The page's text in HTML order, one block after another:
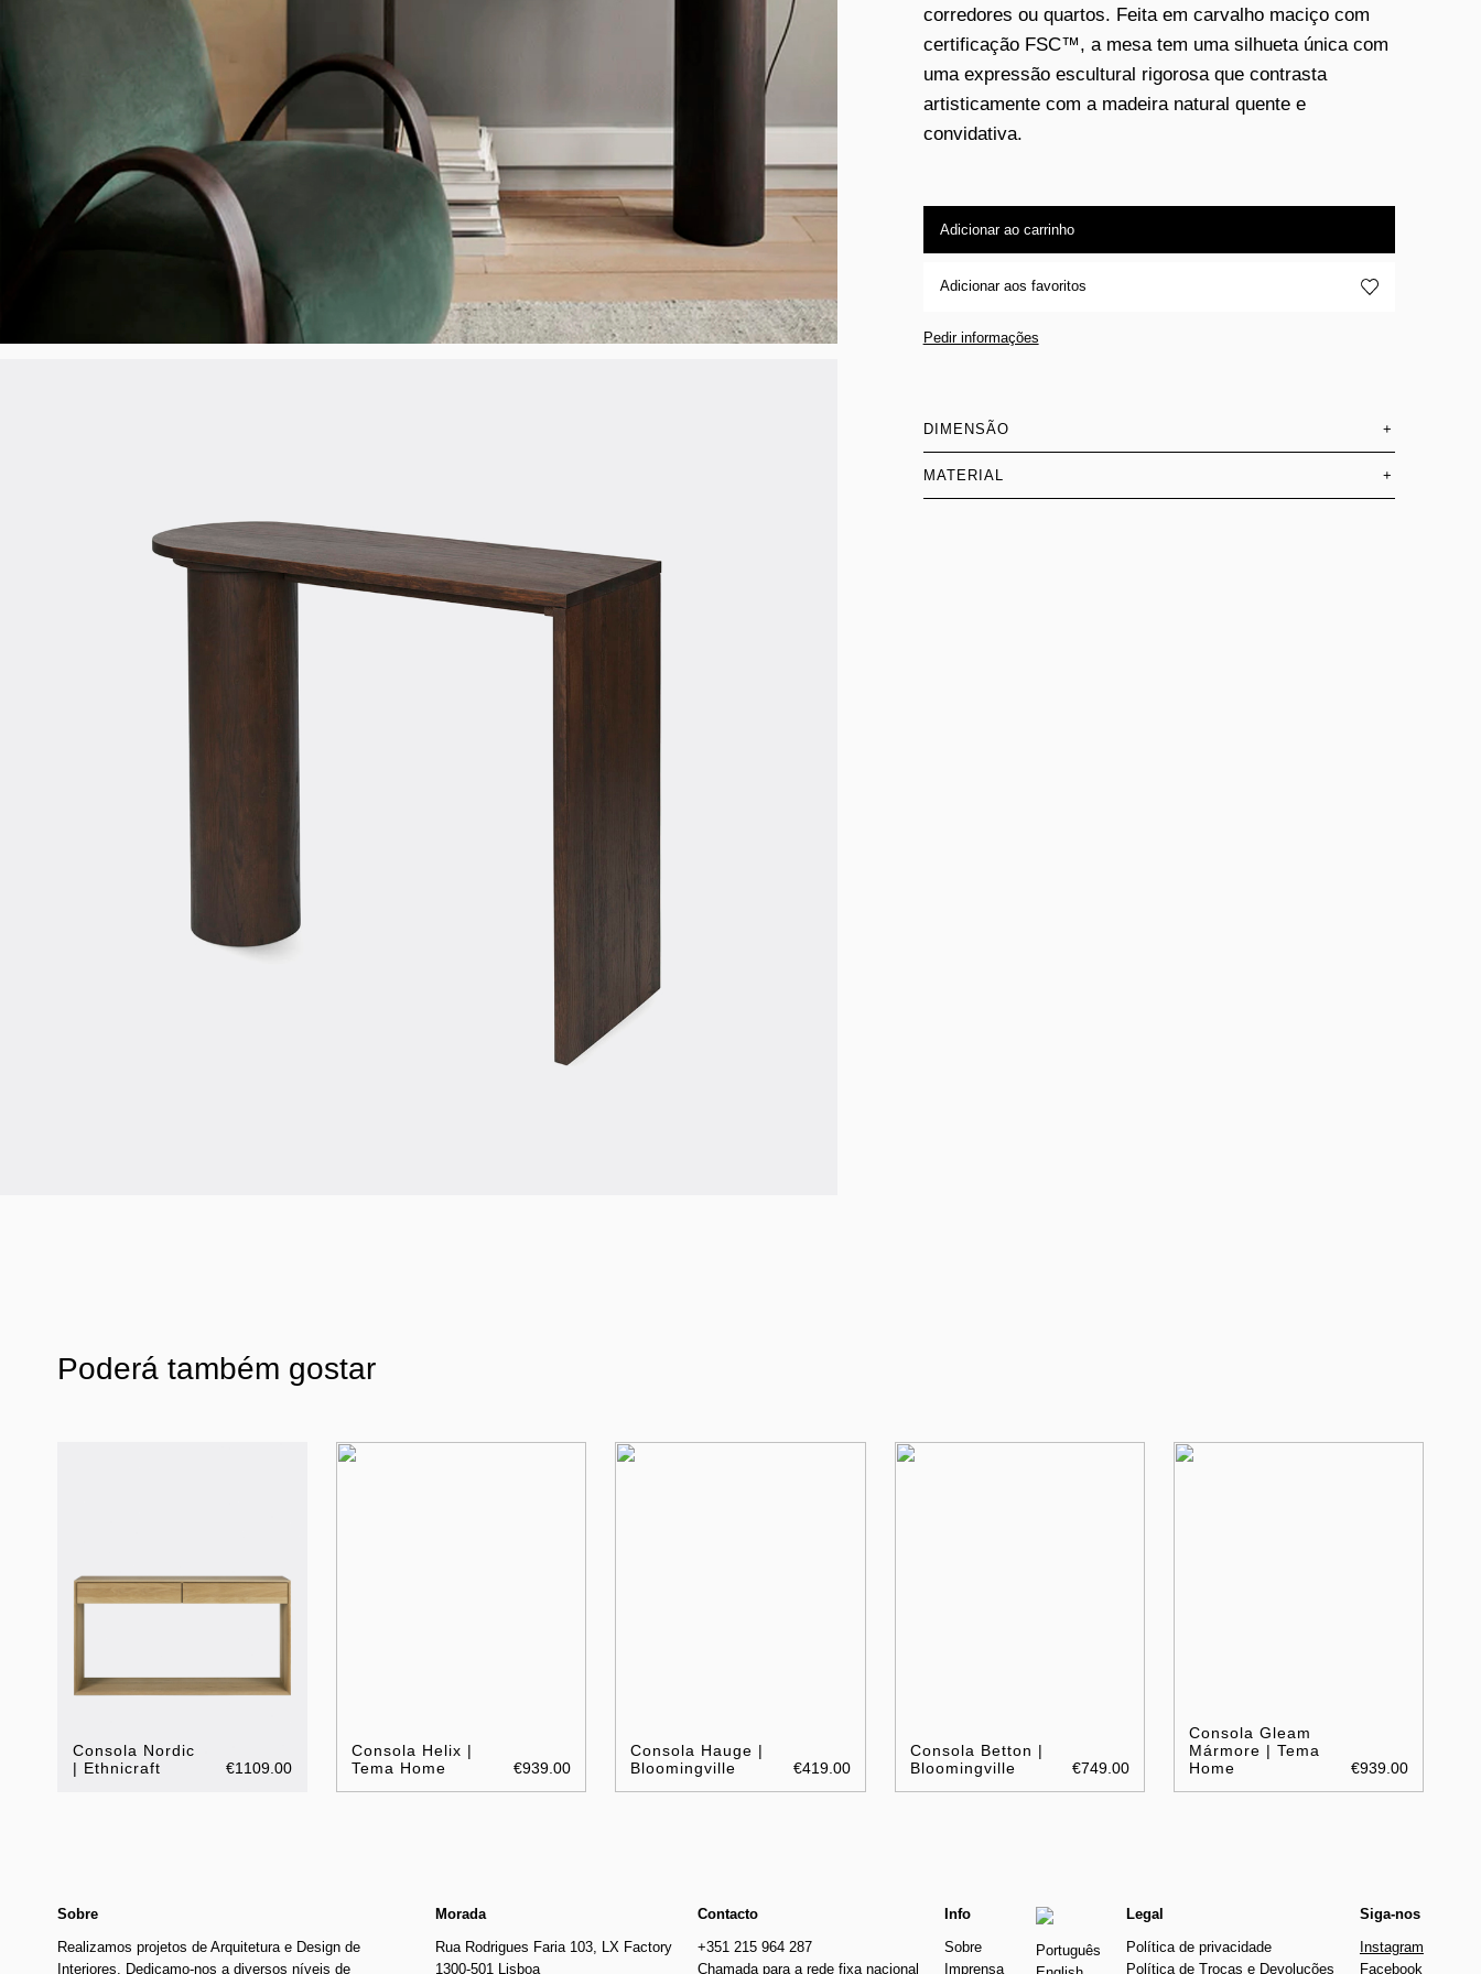
corredores ou quartos. Feita em carvalho maciço com
certificação FSC™, a mesa tem uma silhueta única com
uma expressão escultural rigorosa que contrasta
artisticamente com a madeira natural quente e
convidativa.
Adicionar ao carrinho
Adicionar aos favoritos
Pedir informações
DIMENSÃO +
MATERIAL +
Poderá também gostar
Consola Nordic
| Ethnicraft
€1109.00
Consola Helix |
Tema Home
€939.00
Consola Hauge |
Bloomingville
€419.00
Consola Betton |
Bloomingville
€749.00
Consola Gleam
Mármore | Tema
Home
€939.00
Sobre
Realizamos projetos de Arquitetura e Design de
Interiores. Dedicamo-nos a diversos níveis de
Morada
Rua Rodrigues Faria 103, LX Factory
1300-501 Lisboa
Contacto
+351 215 964 287
Chamada para a rede fixa nacional
Info
Sobre
Imprensa
Português
Legal
Política de privacidade
Política de Trocas e Devoluções
Siga-nos
Instagram
Facebook